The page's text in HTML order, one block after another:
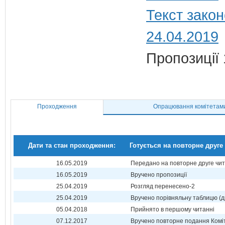
Текст
24.04.2019
Проходження Опрацювання
Дати та стан проходження: Готується на повторне
16.05.2019
Передано на повторне друге
16.05.2019
Вручено пропозиції
25.04.2019
Розгляд перенесено-2
25.04.2019
Вручено порівняльну таблицю
05.04.2018
Прийнято в першому читанні
07.12.2017
Вручено повторне подання